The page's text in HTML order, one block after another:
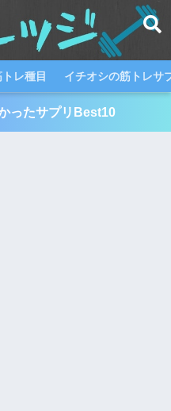
レ種目 イチオシの筋トレサ
ったサプリBest10